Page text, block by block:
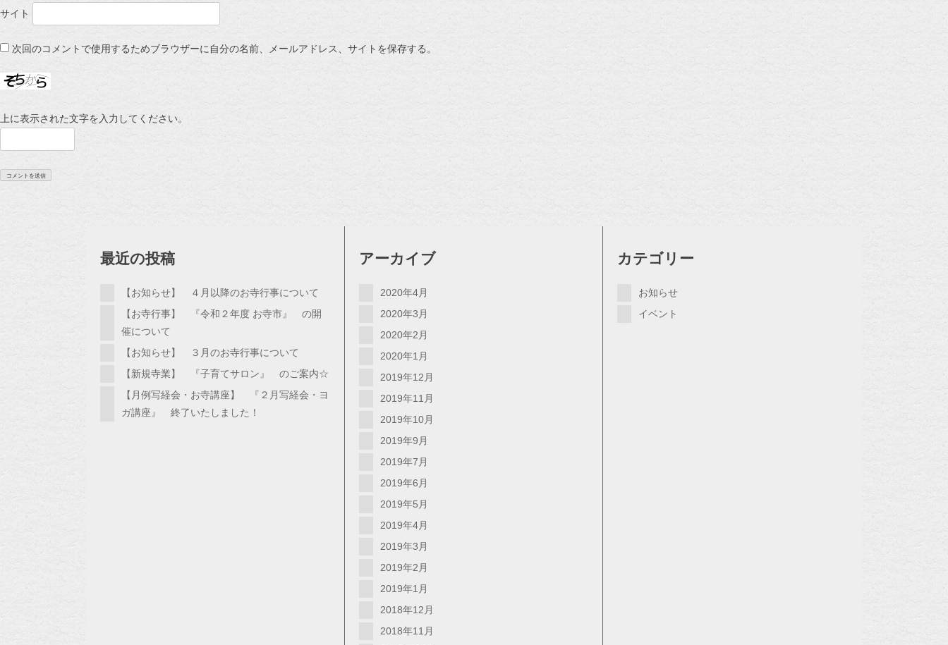
サイト
次回のコメントで使用するためブラウザーに自分の名前、メールアドレス、サイトを保存する。
上に表示された文字を入力してください。
最近の投稿
【お知らせ】 ４月以降のお寺行事について
【お寺行事】 『令和２年度 お寺市』 の開
催について
【お知らせ】 ３月のお寺行事について
【新規寺業】 『子育てサロン』 のご案内☆
【月例写経会・お寺講座】 『２月写経会・ヨ
ガ講座』 終了いたしました！
アーカイブ
2020年4月
2020年3月
2020年2月
2020年1月
2019年12月
2019年11月
2019年10月
2019年9月
2019年7月
2019年6月
2019年5月
2019年4月
2019年3月
2019年2月
2019年1月
2018年12月
2018年11月
カテゴリー
お知らせ
イベント